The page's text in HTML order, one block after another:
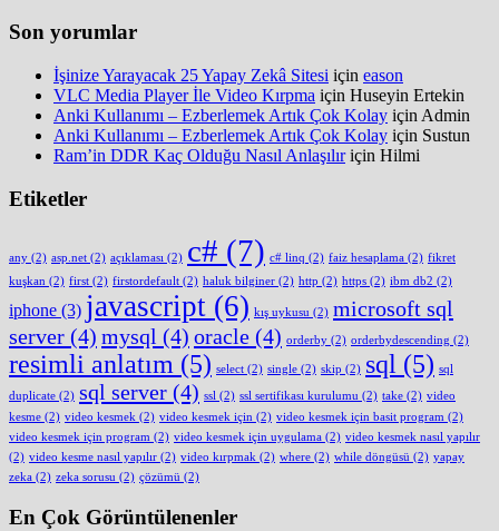
Son yorumlar
İşinize Yarayacak 25 Yapay Zekâ Sitesi için eason
VLC Media Player İle Video Kırpma için Huseyin Ertekin
Anki Kullanımı – Ezberlemek Artık Çok Kolay için Admin
Anki Kullanımı – Ezberlemek Artık Çok Kolay için Sustun
Ram’in DDR Kaç Olduğu Nasıl Anlaşılıriçin Hilmi
Etiketler
any (2) asp.net (2) açıklaması (2) c# (7) c# linq (2) faiz hesaplama (2) fikret
kuşkan (2) first (2) firstordefault (2) haluk bilginer (2) http (2) https (2) ibm db2 (2)
iphone (3) javascript (6) kış uykusu (2) microsoft sql
server (4) mysql (4) oracle (4) orderby (2) orderbydescending (2)
resimli anlatım (5) select (2) single (2) skip (2) sql (5) sql
duplicate (2) sql server (4) ssl (2) ssl sertifikası kurulumu (2) take (2) video
kesme (2) video kesmek (2) video kesmek için (2) video kesmek için basit program (2)
video kesmek için program (2) video kesmek için uygulama (2) video kesmek nasıl yapılır
(2) video kesme nasıl yapılır (2) video kırpmak (2) where (2) while döngüsü (2) yapay
zeka (2) zeka sorusu (2) çözümü (2)
En Çok Görüntülenenler